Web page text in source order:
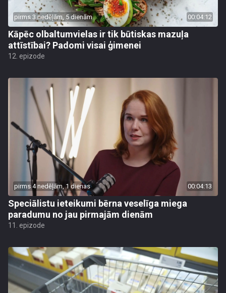
pirms 3 nedēļām, 5 dienām 00:04:12
Kāpēc olbaltumvielas ir tik būtiskas mazuļa
attīstībai? Padomi visai ģimenei
12. epizode
pirms 4 nedēļām, 1 dienas 00:04:13
Speciālistu ieteikumi bērna veselīga miega
paradumu no jau pirmajām dienām
11. epizode